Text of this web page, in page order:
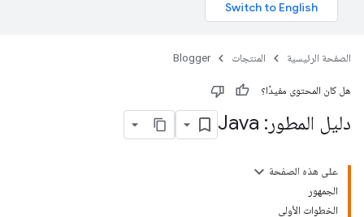
الصفحة الرئيسية المنتجات Blogger
هل كان المحتوى مفيدًا؟
دليل المطور: Java
على هذه الصفحة
الجمهور
الخطوات الأولى